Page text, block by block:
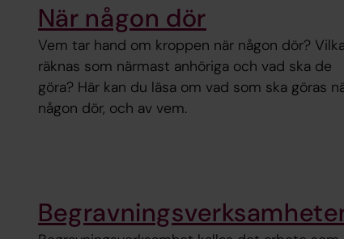
När någon dör
Vem tar hand om kroppen när någon dör?
räknas som närmast anhöriga och vad ska de
göra? Här kan du läsa om vad som ska göras
någon dör, och av vem.